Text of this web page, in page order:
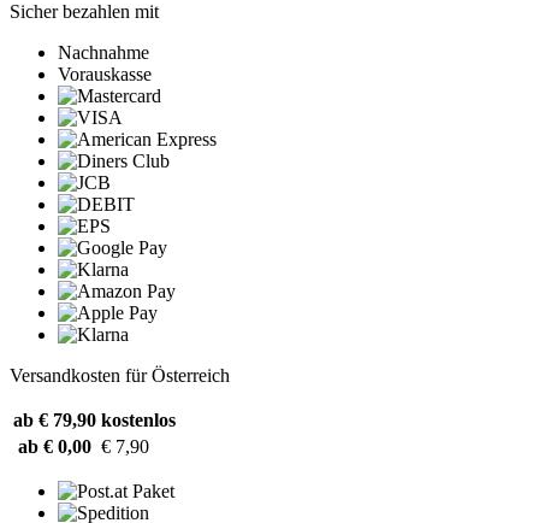
Sicher bezahlen mit
Nachnahme
Vorauskasse
Versandkosten für Österreich
ab € 79,90 kostenlos
ab € 0,00 € 7,90